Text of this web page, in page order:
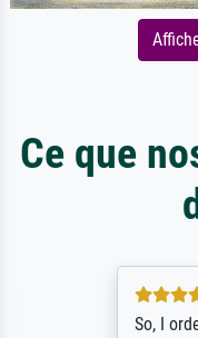
Ce que
So, I ordered